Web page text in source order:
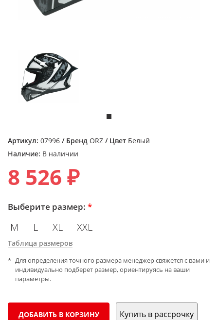
Артикул: 07996 / Бренд ORZ / Цвет Белый
Наличие: В наличии
8 526 ₽
Выберите размер: *
M L XL XXL
Таблица размеров
Для определения точного размера менеджер свяжется с вами и
индивидуально подберет размер, ориентируясь на ваши
параметры.
ДОБАВИТЬ В КОРЗИНУ Купить в рассрочку